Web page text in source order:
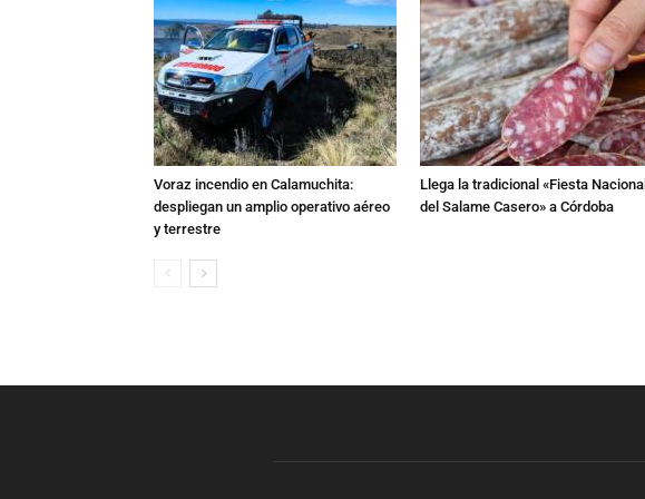
Voraz incendio en Calamuchita:
despliegan un amplio operativo aéreo
y terrestre
Llega la tradicional «Fiesta Nacional
del Salame Casero» a Córdoba